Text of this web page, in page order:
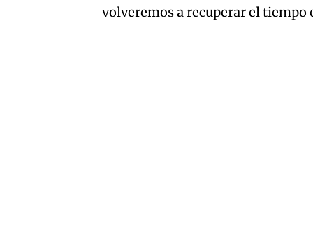
volveremos a recuperar el tiempo